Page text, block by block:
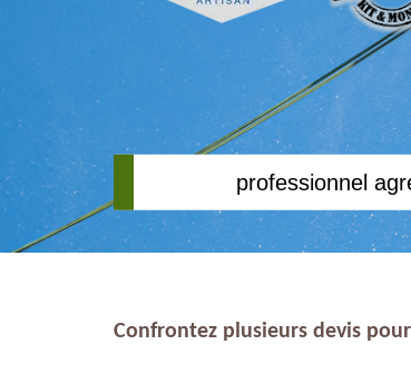
professionnel
Confrontez plusieurs devis